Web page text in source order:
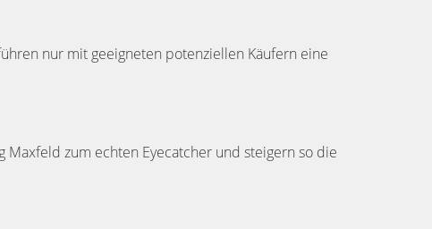
nur mit geeigneten potenziellen Käufern eine
zum echten Eyecatcher und steigern so die